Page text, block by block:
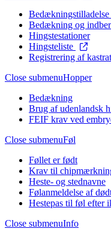
Bedækningstilladelse
Bedækning og
Hingstestationer
Hingsteliste
Registrering af
Close submenuHopper
Bedækning
Brug af udenlandsk
FEIF krav ved
Close submenuFøl
Føllet er født
Krav til
Heste- og stednavne
Følanmeldelse af
Hestepas til føl efter
Close submenuInfo